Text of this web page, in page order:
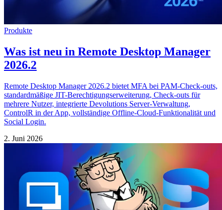
Produkte
Was ist neu in Remote Desktop Manager
2026.2
Remote Desktop Manager 2026.2 bietet MFA bei PAM-Check-outs,
standardmäßige JIT-Berechtigungserweiterung, Check-outs für
mehrere Nutzer, integrierte Devolutions Server-Verwaltung,
ControlR in der App, vollständige Offline-Cloud-Funktionalität und
Social Login.
2. Juni 2026